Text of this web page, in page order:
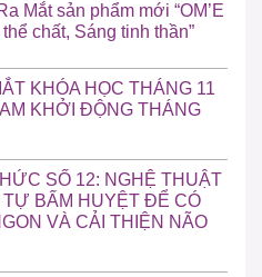
Mắt sản phẩm mới “OM’E
chất, Sáng tinh thần”
KHÓA HỌC THÁNG 11
KHỞI ĐỘNG THÁNG
SỐ 12: NGHỆ THUẬT
BẤM HUYỆT ĐỂ CÓ
VÀ CẢI THIỆN NÃO